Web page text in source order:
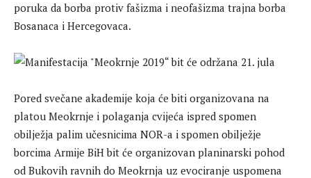
poruka da borba protiv fašizma i neofašizma trajna borba
Bosanaca i Hercegovaca.
Pored svečane akademije koja će biti organizovana na
platou Meokrnje i polaganja cvijeća ispred spomen
obilježja palim učesnicima NOR-a i spomen obilježje
borcima Armije BiH bit će organizovan planinarski pohod
od Bukovih ravnih do Meokrnja uz evociranje uspomena